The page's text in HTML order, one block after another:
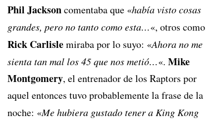
Phil Jacksoncomentaba que «había visto cosas
grandes, pero no tanto como esta…«, otros como
Rick Carlislemiraba por lo suyo: «Ahora no me
sienta tan mal los 45 que nos metió…«. Mike
Montgomery, el entrenador de los Raptors por
aquel entonces tuvo probablemente la frase de la
noche: «Me hubiera gustado tener a King Kong